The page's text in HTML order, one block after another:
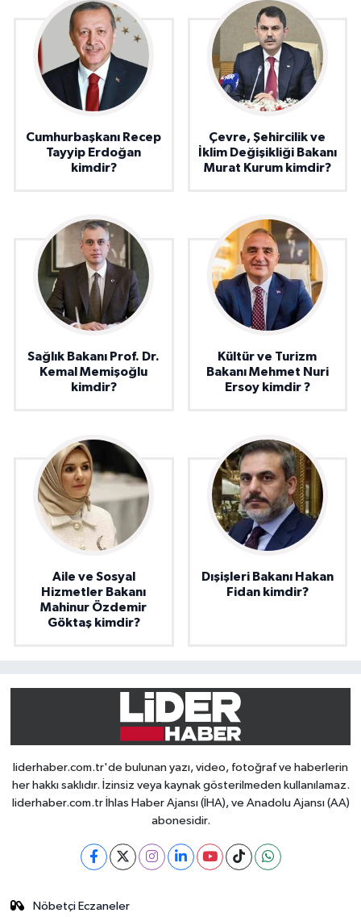
Cumhurbaşkanı Recep
Tayyip Erdoğan
kimdir?
Çevre, Şehircilik ve
İklim Değişikliği Bakanı
Murat Kurum kimdir?
Sağlık Bakanı Prof. Dr.
Kemal Memişoğlu
kimdir?
Kültür ve Turizm
Bakanı Mehmet Nuri
Ersoy kimdir ?
Aile ve Sosyal
Hizmetler Bakanı
Mahinur Özdemir
Göktaş kimdir?
Dışişleri Bakanı Hakan
Fidan kimdir?
liderhaber.com.tr'de bulunan yazı, video, fotoğraf ve haberlerin
her hakkı saklıdır. İzinsiz veya kaynak gösterilmeden kullanılamaz.
liderhaber.com.tr İhlas Haber Ajansı (İHA), ve Anadolu Ajansı (AA)
abonesidir.
Nöbetçi Eczaneler